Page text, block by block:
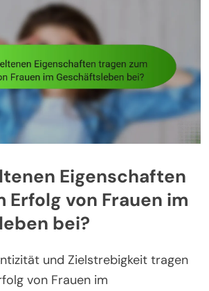
Eigenschaften
Erfolg von Frauen im
bei?
und Zielstrebigkeit tragen
von Frauen im